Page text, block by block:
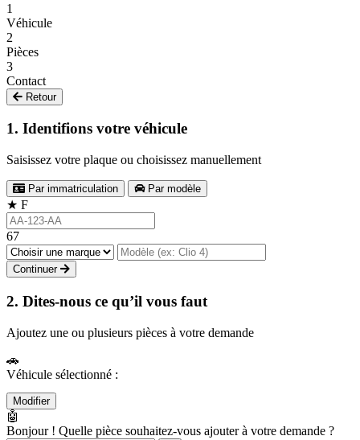
1
Véhicule
2
Pièces
3
Contact
Retour
1. Identifions votre véhicule
Saisissez votre plaque ou choisissez manuellement
Par immatriculation Par modèle
★ F
67
Continuer
2. Dites-nous ce qu’il vous faut
Ajoutez une ou plusieurs pièces à votre demande
🚗
Véhicule sélectionné :
Modifier
🤖
Bonjour ! Quelle pièce souhaitez-vous ajouter à votre demande ?